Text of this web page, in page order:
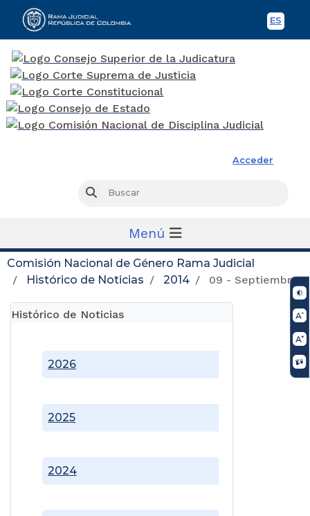
ES
Acceder
Buscar
Menú
Comisión Nacional de Género Rama Judicial
Histórico de Noticias
2014 09 - Septiembre
Histórico de Noticias
2024
2025
2026